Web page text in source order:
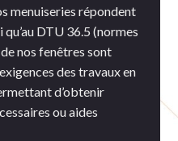
menuiseries répondent
DTU 36.5 (normes
nos fenêtres sont
des travaux en
d’obtenir
ou aides